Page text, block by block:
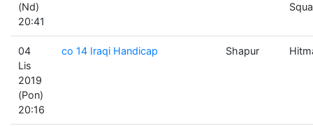
(Nd)
20:41
04
Lis
2019
(Pon)
20:16
co 14 Iraqi Handicap Shapur